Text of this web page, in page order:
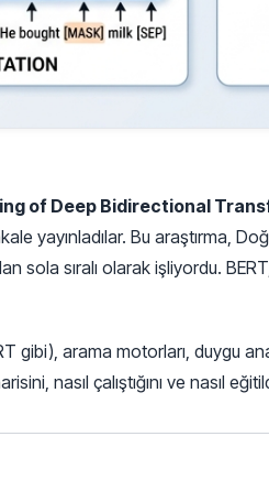
of Deep Bidirectional
yayınladılar. Bu araştırma,
sola sıralı olarak işliyordu.
gibi), arama motorları, duygu
nasıl çalıştığını ve nasıl